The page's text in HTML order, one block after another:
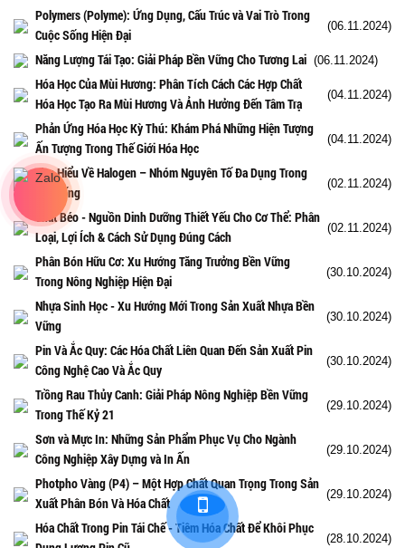
Polymers (Polyme): Ứng Dụng, Cấu Trúc và Vai Trò Trong
Cuộc Sống Hiện Đại
(06.11.2024)
Năng Lượng Tái Tạo: Giải Pháp Bền Vững Cho Tương Lai (06.11.2024)
Hóa Học Của Mùi Hương: Phân Tích Cách Các Hợp Chất
Hóa Học Tạo Ra Mùi Hương Và Ảnh Hưởng Đến Tâm Trạ
(04.11.2024)
Phản Ứng Hóa Học Kỳ Thú: Khám Phá Những Hiện Tượng
Ấn Tượng Trong Thế Giới Hóa Học
(04.11.2024)
Tìm Hiểu Về Halogen – Nhóm Nguyên Tố Đa Dụng Trong
Đời Sống
(02.11.2024)
Chất Béo - Nguồn Dinh Dưỡng Thiết Yếu Cho Cơ Thể: Phân
Loại, Lợi Ích & Cách Sử Dụng Đúng Cách
(02.11.2024)
Phân Bón Hữu Cơ: Xu Hướng Tăng Trưởng Bền Vững
Trong Nông Nghiệp Hiện Đại
(30.10.2024)
Nhựa Sinh Học - Xu Hướng Mới Trong Sản Xuất Nhựa Bền
Vững
(30.10.2024)
Pin Và Ắc Quy: Các Hóa Chất Liên Quan Đến Sản Xuất Pin
Công Nghệ Cao Và Ắc Quy
(30.10.2024)
Trồng Rau Thủy Canh: Giải Pháp Nông Nghiệp Bền Vững
Trong Thế Kỷ 21
(29.10.2024)
Sơn và Mực In: Những Sản Phẩm Phục Vụ Cho Ngành
Công Nghiệp Xây Dựng và In Ấn
(29.10.2024)
Photpho Vàng (P4) – Một Hợp Chất Quan Trọng Trong Sản
Xuất Phân Bón Và Hóa Chất
(29.10.2024)
Hóa Chất Trong Pin Tái Chế - Tiêm Hóa Chất Để Khôi Phục
(28.10.2024)